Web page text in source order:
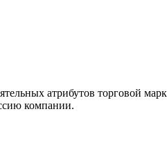
атрибутов торговой
компании.